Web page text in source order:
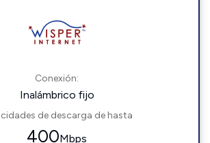
Conexión:
Inalámbrico fijo
de descarga de hasta
400Mbps